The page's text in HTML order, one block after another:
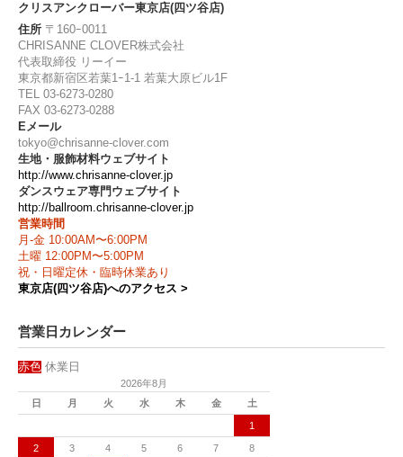
クリスアンクローバー東京店(四ツ谷店)
住所 〒160ｰ0011
CHRISANNE CLOVER株式会社
代表取締役 リーイー
東京都新宿区若葉1ｰ1-1 若葉大原ビル1F
TEL 03-6273-0280
FAX 03-6273-0288
Eメール
tokyo@chrisanne-clover.com
生地・服飾材料ウェブサイト
http://www.chrisanne-clover.jp
ダンスウェア専門ウェブサイト
http://ballroom.chrisanne-clover.jp
営業時間
月-金 10:00AM〜6:00PM
土曜 12:00PM〜5:00PM
祝・日曜定休・臨時休業あり
東京店(四ツ谷店)へのアクセス >
営業日カレンダー
赤色 休業日
2026年8月
日
月 火 水 木 金 土
1
2 3 4 5 6 7 8